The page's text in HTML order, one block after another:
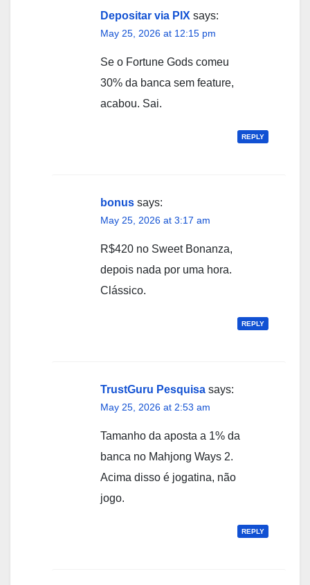
Depositar via PIX says:
May 25, 2026 at 12:15 pm
Se o Fortune Gods comeu
30% da banca sem feature,
acabou. Sai.
REPLY
bonus says:
May 25, 2026 at 3:17 am
R$420 no Sweet Bonanza,
depois nada por uma hora.
Clássico.
REPLY
TrustGuru Pesquisa says:
May 25, 2026 at 2:53 am
Tamanho da aposta a 1% da
banca no Mahjong Ways 2.
Acima disso é jogatina, não
jogo.
REPLY